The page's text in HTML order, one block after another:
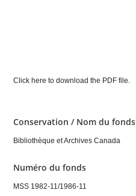
Click here to download the PDF file.
Conservation / Nom du fonds
Bibliothèque et Archives Canada
Numéro du fonds
MSS 1982-11/1986-11